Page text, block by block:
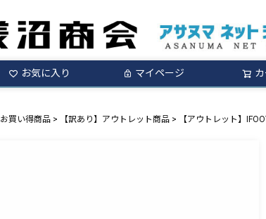
お気に入り マイページ
お買い得商品 【訳あり】アウトレット商品 【アウトレット】